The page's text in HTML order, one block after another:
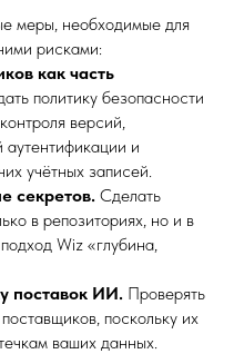
меры, необходимые для
рисками:
как часть
политику безопасности
версий,
и
учётных записей.
секретов. Сделать
в репозиториях, но и в
Wiz «глубина,
поставок ИИ. Проверять
поскольку их
ваших данных.